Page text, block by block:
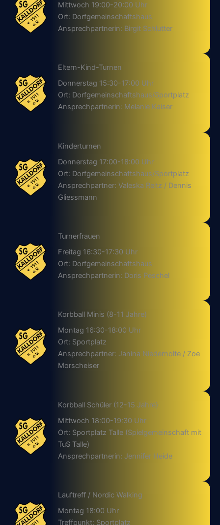
Mittwoch 19:00-20:00 Uhr
Ort: Dorfgemeinschaftshaus
Ansprechpartnerin: Birgit Schlutter
Eltern-Kind-Turnen
Donnerstag 15:30-17:00 Uhr
Ort: Dorfgemeinschaftshaus/Sportplatz
Ansprechpartnerin: Melanie Kaiser
Kinderturnen
Donnerstag 17:00-18:00 Uhr
Ort: Dorfgemeinschaftshaus/Sportplatz
Ansprechpartner: Valeska Reitz / Dennis
Gliessmann
Turnerfrauen
Freitag 16:30-17:30 Uhr
Ort: Dorfgemeinschaftshaus
Ansprechpartnerin: Doris Peschel
Korbball Minis (8-11 Jahre)
Montag 16:30-18:00 Uhr
Ort: Sportplatz
Ansprechpartner: Janina Niedernolte / Zoe
Morscheiser
Korbball Schüler (12-15 Jahre)
Mittwoch 18:00-19:30 Uhr
Ort: Sportplatz Talle (Spielgemeinschaft mit
TuS Talle)
Ansprechpartnerin: Jennifer Heide
Lauftreff / Nordic Walking
Montag 18:00 Uhr
Treffpunkt: Sportplatz